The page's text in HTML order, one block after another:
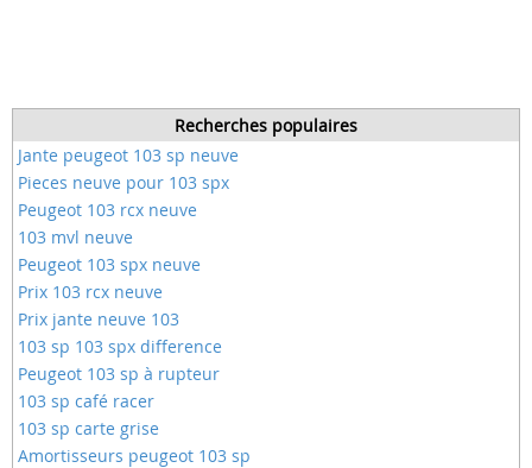
Recherches populaires
Jante peugeot 103 sp neuve
Pieces neuve pour 103 spx
Peugeot 103 rcx neuve
103 mvl neuve
Peugeot 103 spx neuve
Prix 103 rcx neuve
Prix jante neuve 103
103 sp 103 spx difference
Peugeot 103 sp à rupteur
103 sp café racer
103 sp carte grise
Amortisseurs peugeot 103 sp